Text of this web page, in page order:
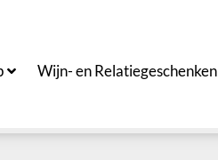
Wijn- en Relatiegeschenken